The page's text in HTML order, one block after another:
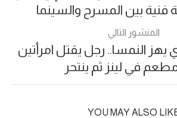
فنية بين المسرح والسينما
المنشور التالي
يهز النمسا.. رجل يقتل امرأتين
في لينز ثم ينتحر
YOU MAY ALSO